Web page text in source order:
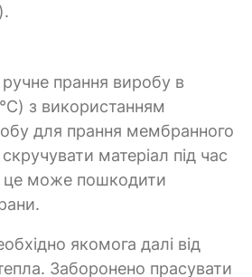
прання виробу в
з використанням
для прання мембранного
матеріал під час
це може пошкодити
якомога далі від
Заборонено прасувати